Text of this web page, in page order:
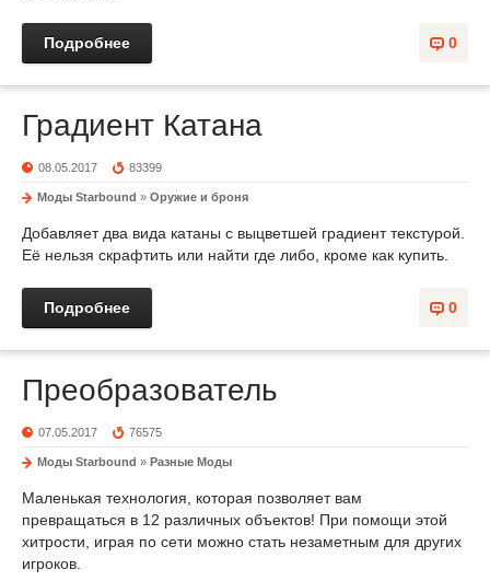
0
Подробнее
Градиент Катана
08.05.2017 83399
Моды Starbound » Оружие и броня
Добавляет два вида катаны с выцветшей градиент текстурой.
Её нельзя скрафтить или найти где либо, кроме как купить.
0
Подробнее
Преобразователь
07.05.2017 76575
Моды Starbound » Разные Моды
Маленькая технология, которая позволяет вам
превращаться в 12 различных объектов! При помощи этой
хитрости, играя по сети можно стать незаметным для других
игроков.